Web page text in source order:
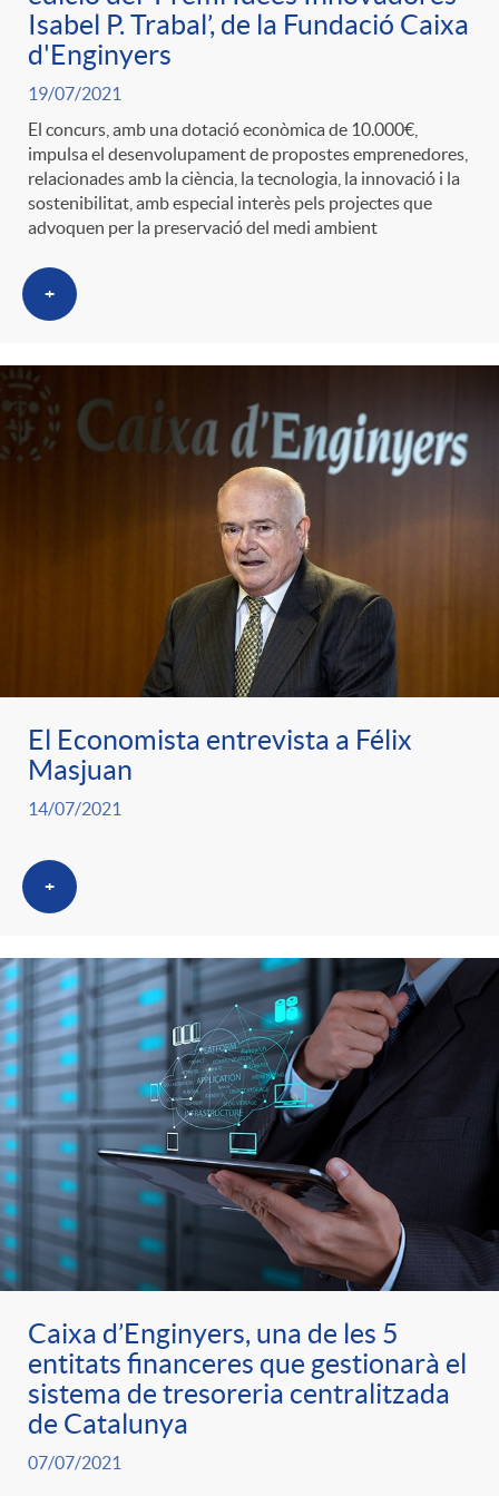
Isabel P. Trabal’, de la Fundació Caixa
d'Enginyers
19/07/2021
El concurs, amb una dotació econòmica de 10.000€,
impulsa el desenvolupament de propostes emprenedores,
relacionades amb la ciència, la tecnologia, la innovació i la
sostenibilitat, amb especial interès pels projectes que
advoquen per la preservació del medi ambient
+
El Economista entrevista a Félix
Masjuan
14/07/2021
+
Caixa d’Enginyers, una de les 5
entitats financeres que gestionarà el
sistema de tresoreria centralitzada
de Catalunya
07/07/2021